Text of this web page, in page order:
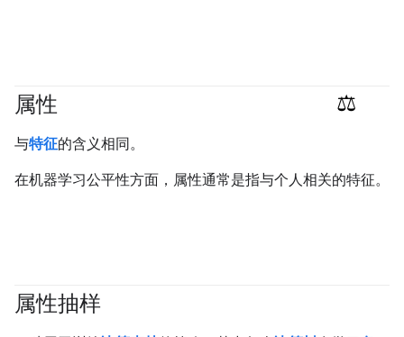
属性
与特征的含义相同。
在机器学习公平性方面，属性通常是指与个人相关的特征。
属性抽样